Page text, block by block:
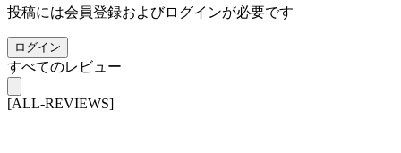
投稿には会員登録およびログインが必要です
ログイン
すべてのレビュー
[ALL-REVIEWS]